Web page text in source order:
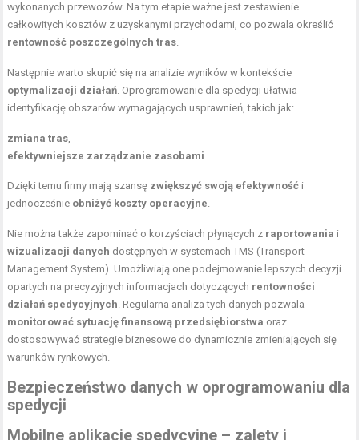
wykonanych przewozów. Na tym etapie ważne jest zestawienie
całkowitych kosztów z uzyskanymi przychodami, co pozwala określić
rentowność poszczególnych tras.
Następnie warto skupić się na analizie wyników w kontekście
optymalizacji działań. Oprogramowanie dla spedycji ułatwia
identyfikację obszarów wymagających usprawnień, takich jak:
zmiana tras,
efektywniejsze zarządzanie zasobami.
Dzięki temu firmy mają szansę zwiększyć swoją efektywność i
jednocześnie obniżyć koszty operacyjne.
Nie można także zapominać o korzyściach płynących z raportowania i
wizualizacji danych dostępnych w systemach TMS (Transport
Management System). Umożliwiają one podejmowanie lepszych decyzji
opartych na precyzyjnych informacjach dotyczących rentowności
działań spedycyjnych. Regularna analiza tych danych pozwala
monitorować sytuację finansową przedsiębiorstwa oraz
dostosowywać strategie biznesowe do dynamicznie zmieniających się
warunków rynkowych.
Bezpieczeństwo danych w oprogramowaniu dla
spedycji
Mobilne aplikacje spedycyjne – zalety i